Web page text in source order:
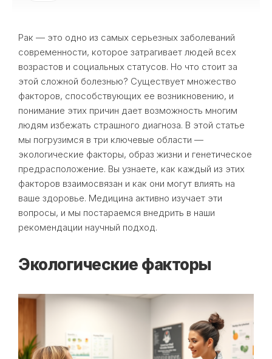
Рак — это одно из самых серьезных заболеваний
современности, которое затрагивает людей всех
возрастов и социальных статусов. Но что стоит за
этой сложной болезнью? Существует множество
факторов, способствующих ее возникновению, и
понимание этих причин дает возможность многим
людям избежать страшного диагноза. В этой статье
мы погрузимся в три ключевые области —
экологические факторы, образ жизни и генетическое
предрасположение. Вы узнаете, как каждый из этих
факторов взаимосвязан и как они могут влиять на
ваше здоровье. Медицина активно изучает эти
вопросы, и мы постараемся внедрить в наши
рекомендации научный подход.
Экологические факторы